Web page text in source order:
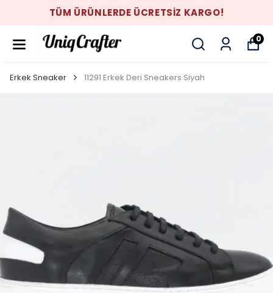
TÜM ÜRÜNLERDE ÜCRETSİZ KARGO!
0
Erkek Sneaker 11291 Erkek Deri Sneakers Siyah